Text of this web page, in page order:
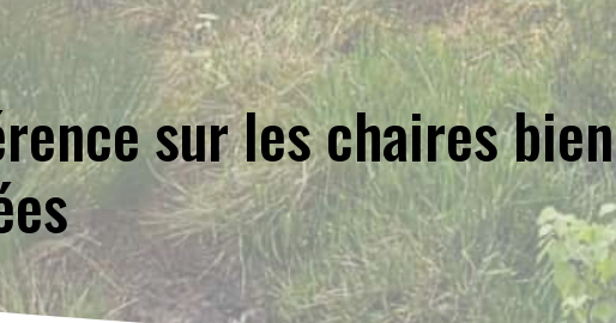
sur les chaires bien